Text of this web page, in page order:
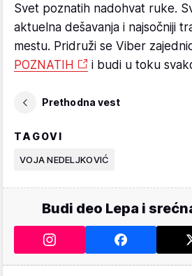
Svet poznatih nadohvat ruke.
aktuelna dešavanja i najsočniji
mestu. Pridruži se Viber
POZNATIH
i budi u toku
Prethodna vest
TAGOVI
VOJA NEDELJKOVIĆ
Budi deo Lepa i